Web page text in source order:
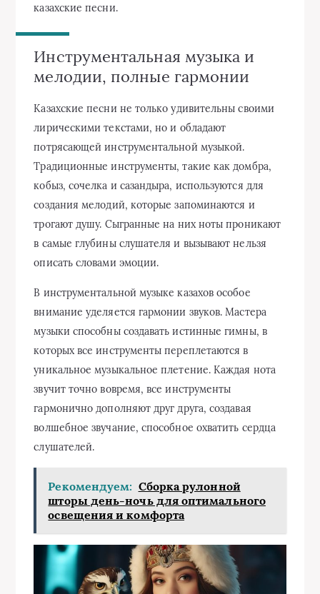
казахские песни.
Инструментальная музыка и
мелодии, полные гармонии
Казахские песни не только удивительны своими
лирическими текстами, но и обладают
потрясающей инструментальной музыкой.
Традиционные инструменты, такие как домбра,
кобыз, сочелка и сазандыра, используются для
создания мелодий, которые запоминаются и
трогают душу. Сыгранные на них ноты проникают
в самые глубины слушателя и вызывают нельзя
описать словами эмоции.
В инструментальной музыке казахов особое
внимание уделяется гармонии звуков. Мастера
музыки способны создавать истинные гимны, в
которых все инструменты переплетаются в
уникальное музыкальное плетение. Каждая нота
звучит точно вовремя, все инструменты
гармонично дополняют друг друга, создавая
волшебное звучание, способное охватить сердца
слушателей.
Рекомендуем: Сборка рулонной
шторы день-ночь для оптимального
освещения и комфорта